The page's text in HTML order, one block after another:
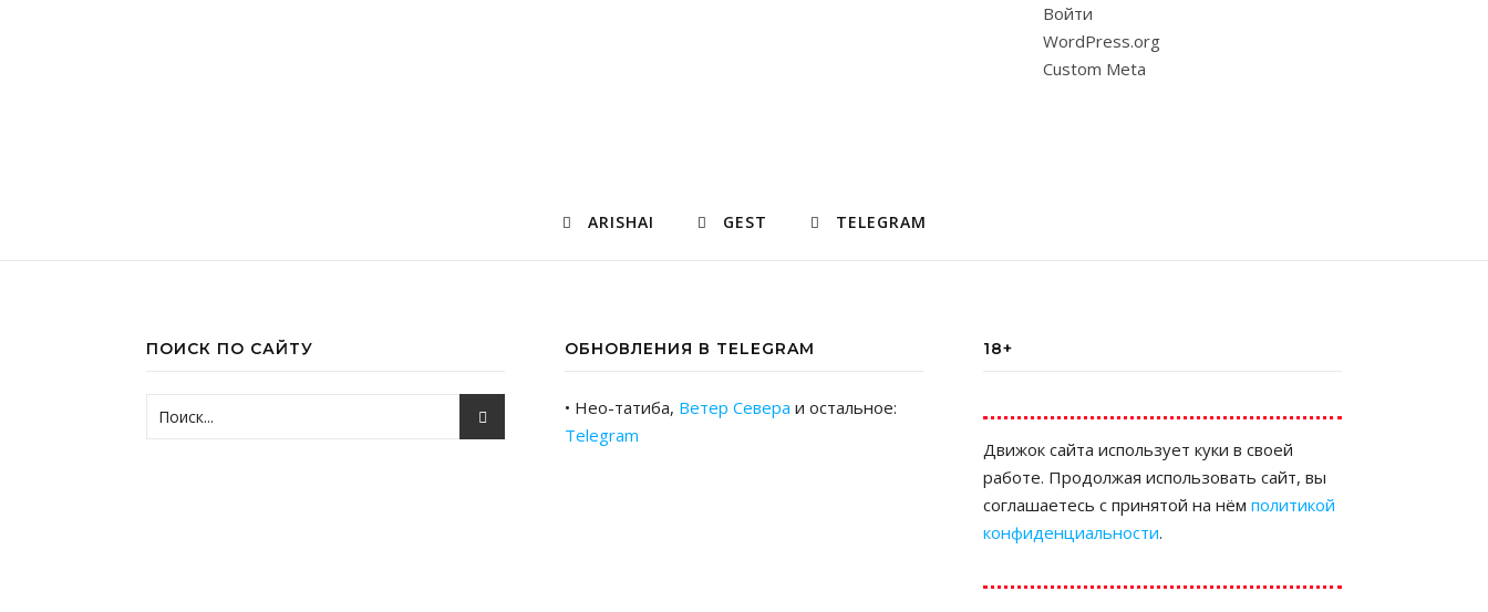
Войти
WordPress.org
Custom Meta
ARISHAI GEST TELEGRAM
ПОИСК ПО САЙТУ ОБНОВЛЕНИЯ В TELEGRAM
• Нео-татиба, Ветер Севера и остальное:
Telegram
18+
Движок сайта использует куки в своей
работе. Продолжая использовать сайт, вы
соглашаетесь с принятой на нём политикой
конфиденциальности.